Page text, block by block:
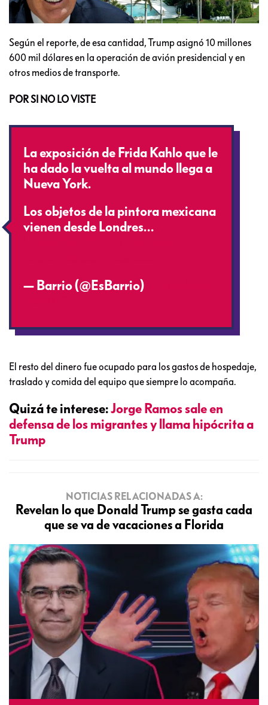
Según el reporte, de esa cantidad, Trump asignó 10 millones
600 mil dólares en la operación de avión presidencial y en
otros medios de transporte.
POR SI NO LO VISTE
La exposición de Frida Kahlo que le
ha dado la vuelta al mundo llega a
Nueva York.
Los objetos de la pintora mexicana
vienen desde Londres…
— Barrio (@EsBarrio)
El resto del dinero fue ocupado para los gastos de hospedaje,
traslado y comida del equipo que siempre lo acompaña.
Quizá te interese:Jorge Ramos sale en
defensa de los migrantes y llama hipócrita a
Trump
NOTICIAS RELACIONADAS A:
Revelan lo que Donald Trump se gasta cada
que se va de vacaciones a Florida